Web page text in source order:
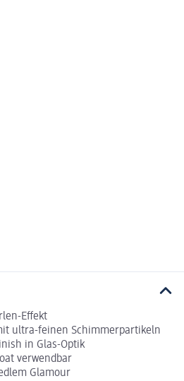
Effekt
ultra-feinen Schimmerpartikeln
in Glas-Optik
verwendbar
Glamour